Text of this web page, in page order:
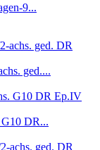
9...
ged....
DR...